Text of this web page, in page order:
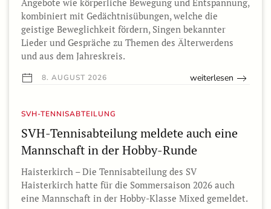
Angebote wie körperliche Bewegung und Entspannung,
kombiniert mit Gedächtnisübungen, welche die
geistige Beweglichkeit fördern, Singen bekannter
Lieder und Gespräche zu Themen des Älterwerdens
und aus dem Jahreskreis.
8. AUGUST 2026 weiterlesen
SVH-TENNISABTEILUNG
SVH-Tennisabteilung meldete auch eine
Mannschaft in der Hobby-Runde
Haisterkirch – Die Tennisabteilung des SV
Haisterkirch hatte für die Sommersaison 2026 auch
eine Mannschaft in der Hobby-Klasse Mixed gemeldet.